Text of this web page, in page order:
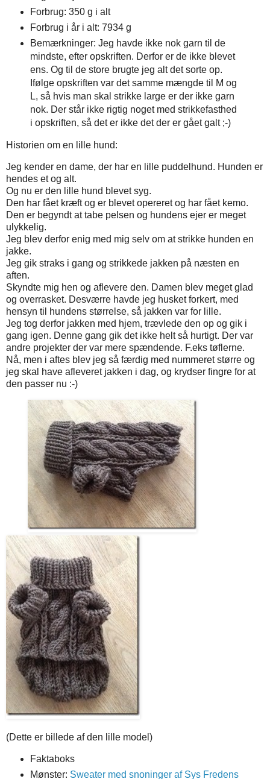
Forbrug: 350 g i alt
Forbrug i år i alt: 7934 g
Bemærkninger: Jeg havde ikke nok garn til de
mindste, efter opskriften. Derfor er de ikke blevet
ens. Og til de store brugte jeg alt det sorte op.
Ifølge opskriften var det samme mængde til M og
L, så hvis man skal strikke large er der ikke garn
nok. Der står ikke rigtig noget med strikkefasthed
i opskriften, så det er ikke det der er gået galt ;-)
Historien om en lille hund:
Jeg kender en dame, der har en lille puddelhund. Hunden er
hendes et og alt.
Og nu er den lille hund blevet syg.
Den har fået kræft og er blevet opereret og har fået kemo.
Den er begyndt at tabe pelsen og hundens ejer er meget
ulykkelig.
Jeg blev derfor enig med mig selv om at strikke hunden en
jakke.
Jeg gik straks i gang og strikkede jakken på næsten en
aften.
Skyndte mig hen og aflevere den. Damen blev meget glad
og overrasket. Desværre havde jeg husket forkert, med
hensyn til hundens størrelse, så jakken var for lille.
Jeg tog derfor jakken med hjem, trævlede den op og gik i
gang igen. Denne gang gik det ikke helt så hurtigt. Der var
andre projekter der var mere spændende. F.eks tøflerne.
Nå, men i aftes blev jeg så færdig med nummeret større og
jeg skal have afleveret jakken i dag, og krydser fingre for at
den passer nu :-)
(Dette er billede af den lille model)
Faktaboks
Mønster: Sweater med snoninger af Sys Fredens